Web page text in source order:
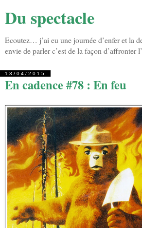
Du spectacle
Ecoutez… j’ai eu une journée d’enfer et la
envie de parler c’est de la façon d’affronter
13/04/2015
En cadence #78 : En feu